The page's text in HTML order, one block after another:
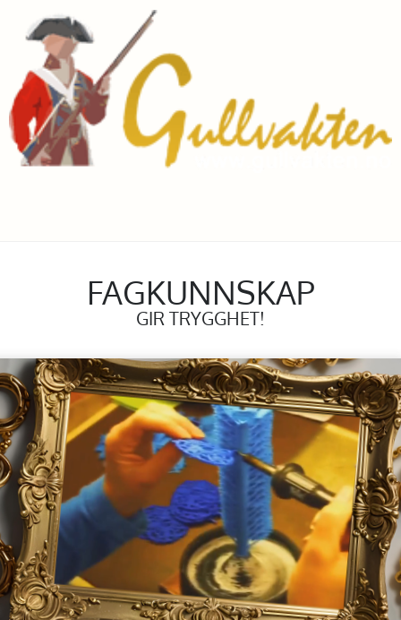
FAGKUNNSKAP
GIR TRYGGHET!